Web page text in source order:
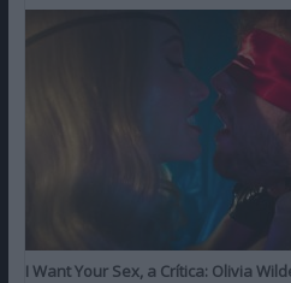
I Want Your Sex, a Crítica: Olivia